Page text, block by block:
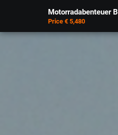
Motorradabenteuer
Price € 5,480